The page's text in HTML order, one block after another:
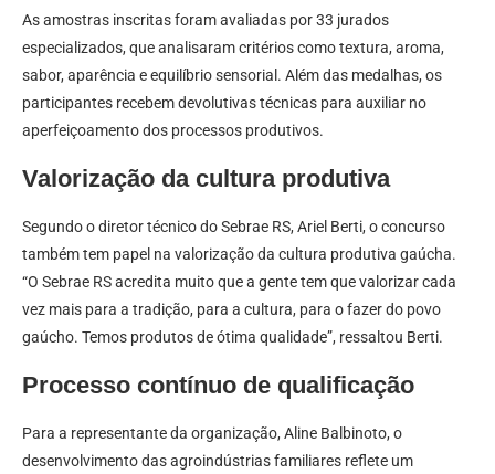
As amostras inscritas foram avaliadas por 33 jurados
especializados, que analisaram critérios como textura, aroma,
sabor, aparência e equilíbrio sensorial. Além das medalhas, os
participantes recebem devolutivas técnicas para auxiliar no
aperfeiçoamento dos processos produtivos.
Valorização da cultura produtiva
Segundo o diretor técnico do Sebrae RS, Ariel Berti, o concurso
também tem papel na valorização da cultura produtiva gaúcha.
“O Sebrae RS acredita muito que a gente tem que valorizar cada
vez mais para a tradição, para a cultura, para o fazer do povo
gaúcho. Temos produtos de ótima qualidade”, ressaltou Berti.
Processo contínuo de qualificação
Para a representante da organização, Aline Balbinoto, o
desenvolvimento das agroindústrias familiares reflete um